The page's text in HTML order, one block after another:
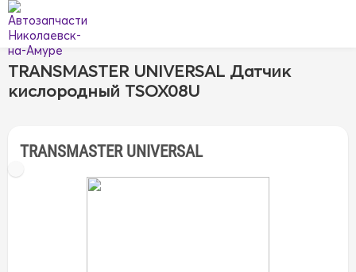
TRANSMASTER UNIVERSAL Датчик
кислородный TSOX08U
TRANSMASTER UNIVERSAL